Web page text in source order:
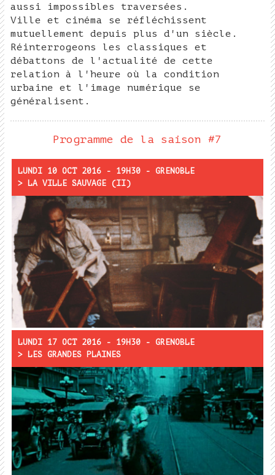
aussi impossibles traversées.
Ville et cinéma se réfléchissent
mutuellement depuis plus d'un siècle.
Réinterrogeons les classiques et
débattons de l'actualité de cette
relation à l'heure où la condition
urbaine et l'image numérique se
généralisent.
Programme de la saison #7
LUNDI 10 OCT 2016 - 19H30 - GRENOBLE
> LA VILLE SAUVAGE (II)
Projection :
Themroc
Rencontre :
LUNDI 17 OCT 2016 - 19H30 - GRENOBLE
> LES GRANDES PLAINES
Projection :
À l'assaut du boulevard (Bucking Broadway)
Rencontre :